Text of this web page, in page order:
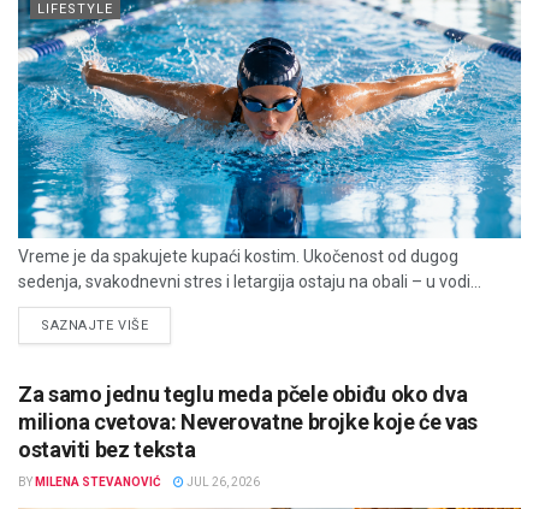
LIFESTYLE
Vreme je da spakujete kupaći kostim. Ukočenost od dugog
sedenja, svakodnevni stres i letargija ostaju na obali – u vodi...
SAZNAJTE VIŠEDETAILS
Za samo jednu teglu meda pčele obiđu oko dva
miliona cvetova: Neverovatne brojke koje će vas
ostaviti bez teksta
BY MILENA STEVANOVIĆ JUL 26, 2026